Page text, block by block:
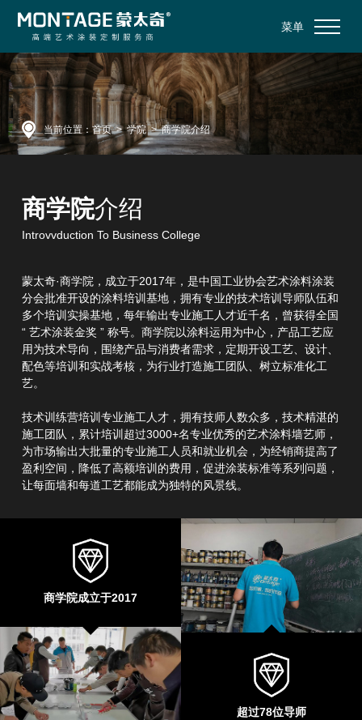
菜单
当前位置： 首页>学院>商学院介绍
商学院介绍
Introvvduction To Business College
蒙太奇·商学院，成立于2017年，是中国工业协会艺术涂料涂装
分会批准开设的涂料培训基地，拥有专业的技术培训导师队伍和
多个培训实操基地，每年输出专业施工人才近千名，曾获得全国
“ 艺术涂装金奖 ” 称号。商学院以涂料运用为中心，产品工艺应
用为技术导向，围绕产品与消费者需求，定期开设工艺、设计、
配色等培训和实战考核，为行业打造施工团队、树立标准化工
艺。
技术训练营培训专业施工人才，拥有技师人数众多，技术精湛的
施工团队，累计培训超过3000+名专业优秀的艺术涂料墙艺师，
为市场输出大批量的专业施工人员和就业机会，为经销商提高了
盈利空间，降低了高额培训的费用，促进涂装标准等系列问题，
让每面墙和每道工艺都能成为独特的风景线。
商学院成立于2017
超过78位导师